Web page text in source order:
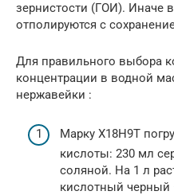
зернистости (ГОИ). Иначе
отполируются с
Для правильного выбора
концентрации в водной
нержавейки :
Марку Х18Н9Т
кислоты: 230 мл
соляной. На 1 л
кислотный черный